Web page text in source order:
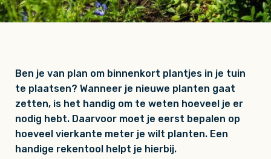
Ben je van plan om binnenkort plantjes in je tuin
te plaatsen? Wanneer je nieuwe planten gaat
zetten, is het handig om te weten hoeveel je er
nodig hebt. Daarvoor moet je eerst bepalen op
hoeveel vierkante meter je wilt planten. Een
handige rekentool helpt je hierbij.